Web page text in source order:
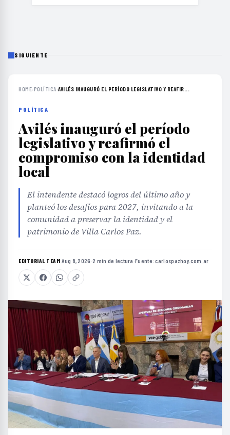
SIGUIENTE
HOME›POLÍTICA›AVILÉS INAUGURÓ EL PERÍODO LEGISLATIVO Y REAFIR...
POLÍTICA
Avilés inauguró el período
legislativo y reafirmó el
compromiso con la identidad
local
El intendente destacó logros del último año y
planteó los desafíos para 2027, invitando a la
comunidad a preservar la identidad y el
patrimonio de Villa Carlos Paz.
EDITORIAL TEAM·Aug 8, 2026 ·2 min de lectura ·Fuente:carlospazhoy.com.ar